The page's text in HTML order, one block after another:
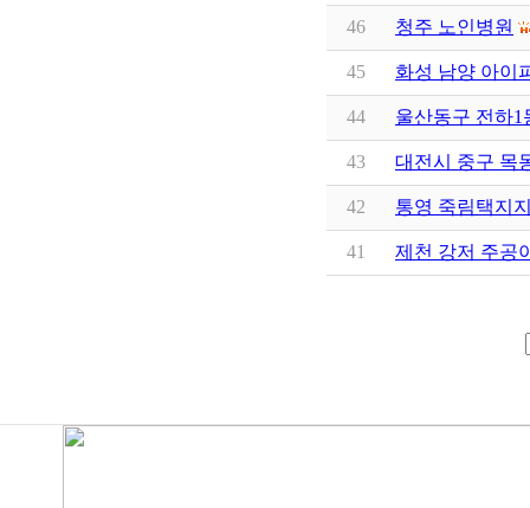
46 청주 노인병원
45 화성 남양 아이
44 울산동구 전하1
43 대전시 중구 목
42 통영 죽림택지
41 제천 강저 주공